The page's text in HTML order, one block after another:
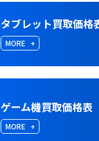
タブレット買取価格
MORE
ゲーム機買取価格表
MORE